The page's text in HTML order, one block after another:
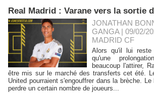
Real Madrid : Varane vers la sortie
JONATHAN
GANGA | 09/02/
MADRID CF
Alors qu'il lui
qu'une
beaucoup l'attirer,
être mis sur le marché des transferts cet été.
United pourraient s'engouffrer dans la brèche.
perdre un certain nombre de joueurs...